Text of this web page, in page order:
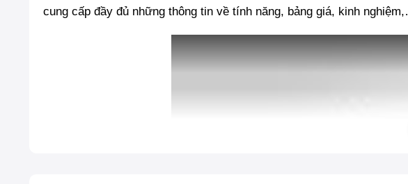
cung cấp đầy đủ những thông tin về tính năng, bảng giá, kinh